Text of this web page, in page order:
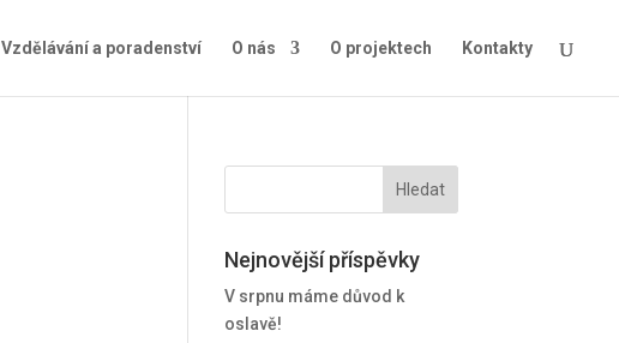
Vzdělávání a poradenství O nás O projektech Kontakty
Nejnovější příspěvky
V srpnu máme důvod k
oslavě!